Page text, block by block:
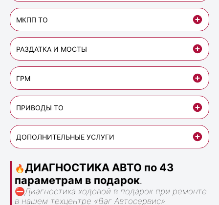
МКПП ТО
РАЗДАТКА И МОСТЫ
ГРМ
ПРИВОДЫ ТО
ДОПОЛНИТЕЛЬНЫЕ УСЛУГИ
🔥ДИАГНОСТИКА АВТО по 43
параметрам в подарок.
⛔Диагностика ходовой в подарок при ремонте
в нашем техцентре «Ваг Автосервис».